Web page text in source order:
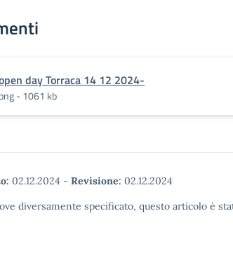
day Torraca 14 12 2024-
- 1061 kb
02.12.2024 - Revisione: 02.12.2024
diversamente specificato, questo articolo è